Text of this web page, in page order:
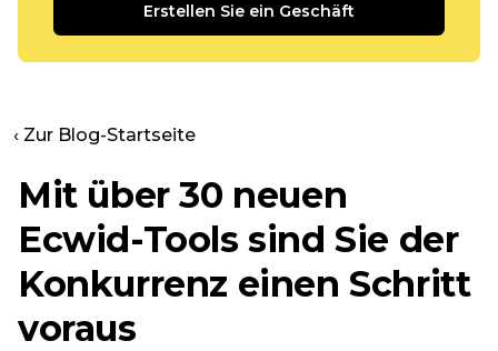
Erstellen Sie ein Geschäft
‹ Zur Blog-Startseite
Mit über 30 neuen
Ecwid-Tools sind Sie der
Konkurrenz einen Schritt
voraus